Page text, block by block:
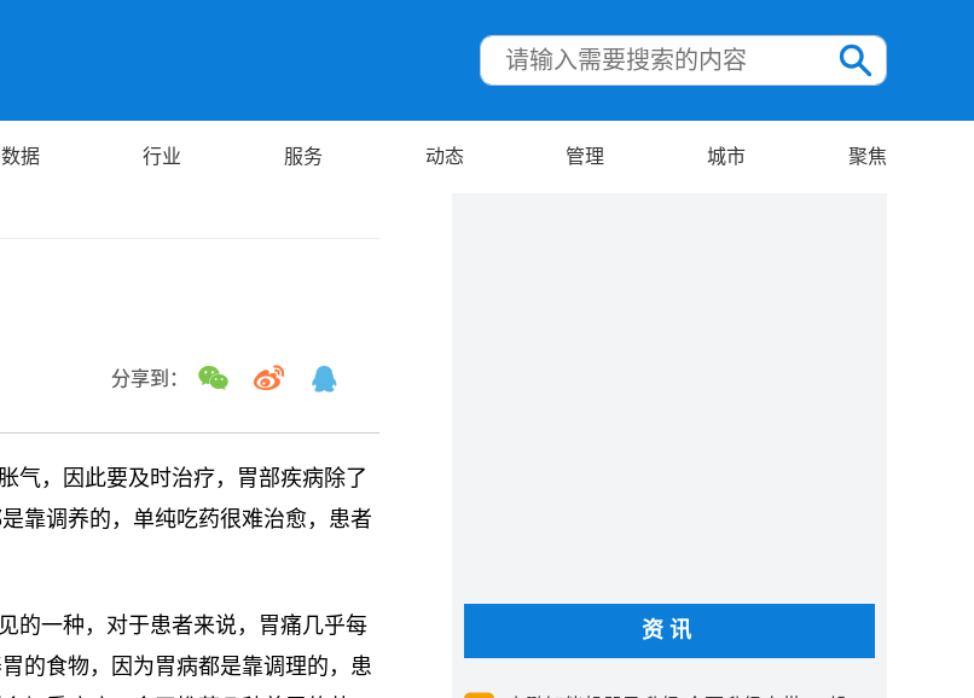
数据 行业 服务 动态 管理 城市 聚焦
分享到：
气，因此要及时治疗，胃部疾病除了
靠调养的，单纯吃药很难治愈，患者
的一种，对于患者来说，胃痛几乎每
的食物，因为胃病都是靠调理的，患
资讯